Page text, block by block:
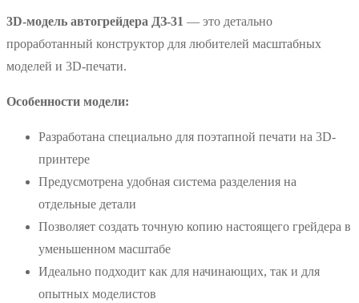
3D-модель автогрейдера ДЗ-31 — это детально
проработанный конструктор для любителей масштабных
моделей и 3D-печати.
Особенности модели:
Разработана специально для поэтапной печати на 3D-
принтере
Предусмотрена удобная система разделения на
отдельные детали
Позволяет создать точную копию настоящего грейдера в
уменьшенном масштабе
Идеально подходит как для начинающих, так и для
опытных моделистов